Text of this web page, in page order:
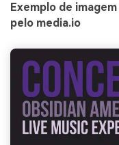
Exemplo de
pelo media.io